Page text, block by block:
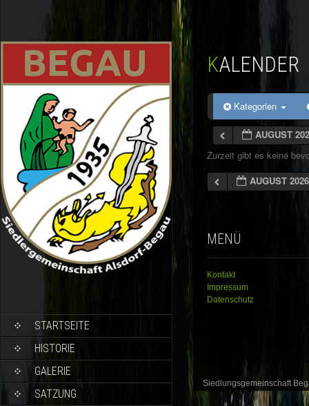
STARTSEITE
HISTORIE
GALERIE
SATZUNG
KALENDER
Kategorien
AUGUST
Zurzeit gibt es keine
AUGUST 2026
MENÜ
Kontakt
Impressum
Datenschutz
Siedlungsgemeinschaft